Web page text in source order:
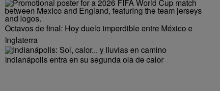
Octavos de final: Hoy duelo imperdible entre México e
Inglaterra
Indianápolis entra en su segunda ola de calor